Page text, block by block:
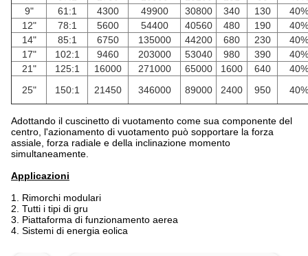
9"
61:1 4300 49900 30800 340 130
40%
12"
78:1 5600 54400 40560 480 190
40%
14"
85:1 6750 135000 44200 680 230
40%
17"
102:1 9460 203000 53040 980 390
40%
21"
125:1 16000 271000 65000 1600 640
40%
25"
150:1 21450 346000 89000 2400 950 40%
Adottando il cuscinetto di vuotamento come sua componente del
centro, l'azionamento di vuotamento può sopportare la forza
assiale, forza radiale e della inclinazione momento
simultaneamente.
Applicazioni
1. Rimorchi modulari
2. Tutti i tipi di gru
3. Piattaforma di funzionamento aerea
4. Sistemi di energia eolica